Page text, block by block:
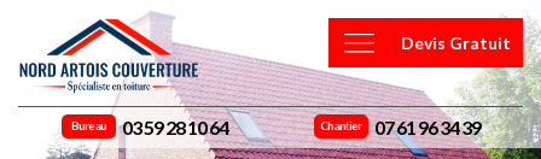
Devis Gratuit
Bureau 03 59 28 10 64 Chantier 07 61 96 34 39